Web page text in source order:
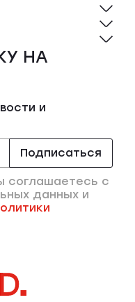
НА
и
Подписаться
соглашаетесь с
данных и